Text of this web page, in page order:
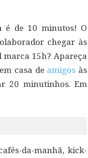
é de 10 minutos! O
chegar às
marca 15h? Apareça
casa de amigos às
20 minutinhos. Em
da-manhã, kick-